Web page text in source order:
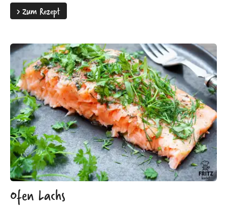
>Zum Rezept
Ofen Lachs